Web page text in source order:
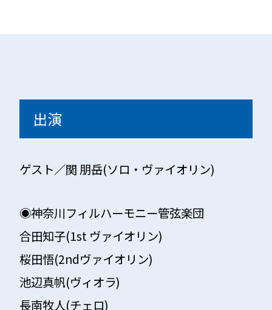
出演
ゲスト／関 朋岳(ソロ・ヴァイオリン)
◉神奈川フィルハーモニー管弦楽団
合田知子(1st ヴァイオリン)
桜田悟(2ndヴァイオリン)
池辺真帆(ヴィオラ)
長南牧人(チェロ)